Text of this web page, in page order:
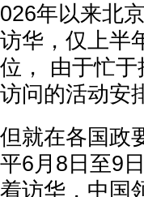
026年以来北
访华，仅上半
位， 由于忙
访问的活动安
但就在各国政
平6月8日至9
着访华，中国